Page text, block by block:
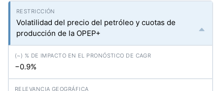
Volatilidad del precio del petróleo y cuotas de
producción de la OPEP+
−0.9%